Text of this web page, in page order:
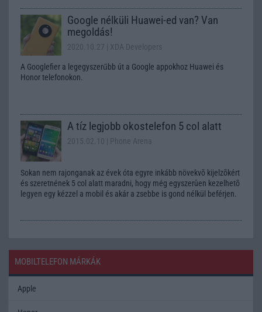
Google nélküli Huawei-ed van? Van
megoldás!
2020.10.27 | XDA Developers
A Googlefier a legegyszerűbb út a Google appokhoz Huawei és
Honor telefonokon.
A tíz legjobb okostelefon 5 col alatt
2015.02.10 | Phone Arena
Sokan nem rajonganak az évek óta egyre inkább növekvõ kijelzõkért
és szeretnének 5 col alatt maradni, hogy még egyszerûen kezelhetõ
legyen egy kézzel a mobil és akár a zsebbe is gond nélkül beférjen.
MOBILTELEFON MÁRKÁK
Apple